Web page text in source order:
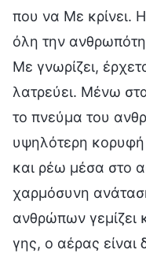
που να Με κρίνει.
όλη την
Με γνωρίζει,
λατρεύει. Μένω
το πνεύμα του
υψηλότερη
και ρέω μέσα στο
χαρμόσυνη
ανθρώπων γεμίζει
γης, ο αέρας είναι